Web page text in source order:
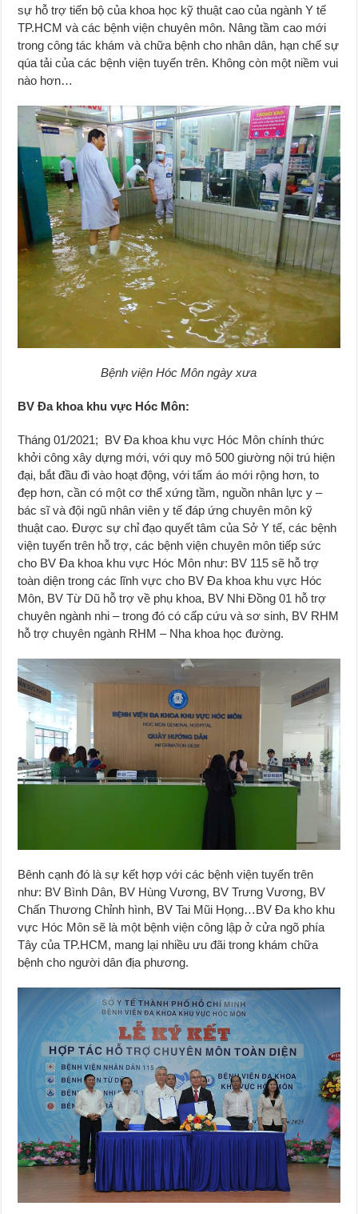
sự hỗ trợ tiến bộ của khoa học kỹ thuật cao của ngành Y tế
TP.HCM và các bệnh viện chuyên môn. Nâng tầm cao mới
trong công tác khám và chữa bệnh cho nhân dân, hạn chế sự
qúa tải của các bệnh viện tuyến trên. Không còn một niềm vui
nào hơn…
Bệnh viện Hóc Môn ngày xưa
BV Đa khoa khu vực Hóc Môn:
Tháng 01/2021; BV Đa khoa khu vực Hóc Môn chính thức
khởi công xây dựng mới, với quy mô 500 giường nội trú hiện
đại, bắt đầu đi vào hoạt động, với tấm áo mới rộng hơn, to
đẹp hơn, cần có một cơ thể xứng tầm, nguồn nhân lực y –
bác sĩ và đội ngũ nhân viên y tế đáp ứng chuyên môn kỹ
thuật cao. Được sự chỉ đạo quyết tâm của Sở Y tế, các bệnh
viện tuyến trên hỗ trợ, các bệnh viện chuyên môn tiếp sức
cho BV Đa khoa khu vực Hóc Môn như: BV 115 sẽ hỗ trợ
toàn diện trong các lĩnh vực cho BV Đa khoa khu vực Hóc
Môn, BV Từ Dũ hỗ trợ về phụ khoa, BV Nhi Đồng 01 hỗ trợ
chuyên ngành nhi – trong đó có cấp cứu và sơ sinh, BV RHM
hỗ trợ chuyên ngành RHM – Nha khoa học đường.
Bênh cạnh đó là sự kết hợp với các bệnh viện tuyến trên
như: BV Bình Dân, BV Hùng Vương, BV Trưng Vương, BV
Chấn Thương Chỉnh hình, BV Tai Mũi Họng…BV Đa kho khu
vực Hóc Môn sẽ là một bệnh viện công lập ở cửa ngõ phía
Tây của TP.HCM, mang lại nhiều ưu đãi trong khám chữa
bệnh cho người dân địa phương.